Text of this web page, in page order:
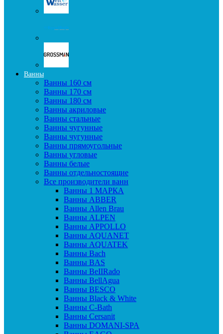
Ванны
Ванны 160 см
Ванны 170 см
Ванны 180 см
Ванны акриловые
Ванны стальные
Ванны чугунные
Ванны чугунные
Ванны прямоугольные
Ванны угловые
Ванны белые
Ванны отдельностоящие
Все производители ванн
Ванны 1 МАРКА
Ванны ABBER
Ванны Allen Brau
Ванны ALPEN
Ванны APPOLLO
Ванны AQUANET
Ванны AQUATEK
Ванны Bach
Ванны BAS
Ванны BeIIRado
Ванны BellAgua
Ванны BESCO
Ванны Black & White
Ванны C-Bath
Ванны Cersanit
Ванны DOMANI-SPA